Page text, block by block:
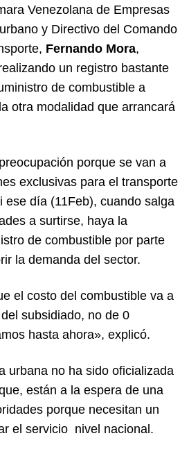
Venezolana de Empresas
y Directivo del Comando
Fernando Mora,
un registro bastante
de combustible a
otra modalidad que arrancará
porque se van a
exclusivas para el transporte
ese día (11Feb), cuando salga
a surtirse, haya la
de combustible por parte
la demanda del sector.
el costo del combustible va a
subsidiado, no de 0
hasta ahora», explicó.
urbana no ha sido oficializada
están a la espera de una
porque necesitan un
el servicio nivel nacional.